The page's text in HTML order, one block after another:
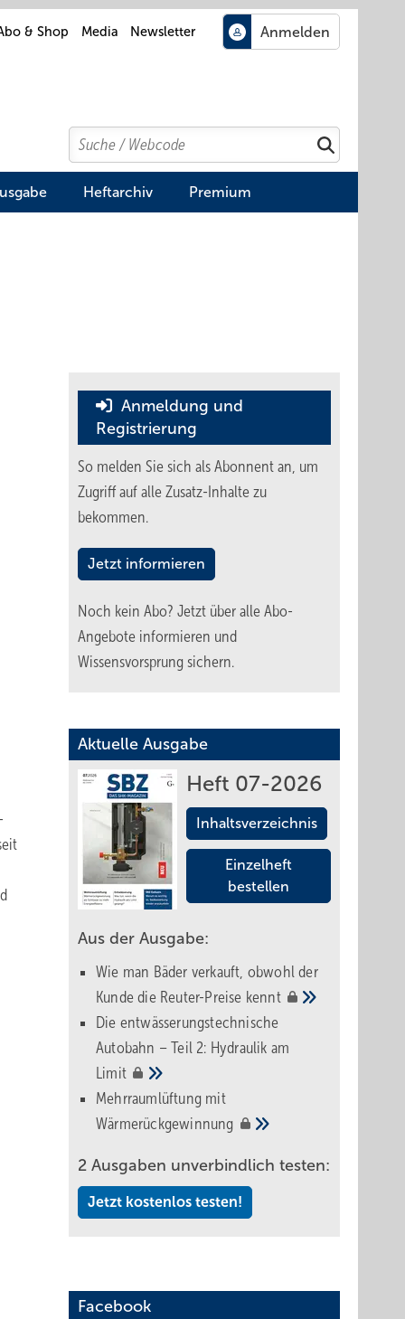
& Shop Media Newsletter
Search
Suchen
Heftarchiv Premium
Anmeldung und
Registrierung
So melden Sie sich als Abonnent an, um
Zugriff auf alle Zusatz-Inhalte zu
bekommen.
Jetzt informieren
Noch kein Abo? Jetzt über alle Abo-
Angebote informieren und
Wissensvorsprung sichern.
Aktuelle Ausgabe
Heft 07-2026
Inhaltsverzeichnis
Einzelheft
bestellen
Aus der Ausgabe:
Wie man Bäder verkauft, obwohl der
Kunde die Reuter-Preise kennt
Die entwässerungstechnische
Autobahn – Teil 2: Hydraulik am
Limit
Mehrraumlüftung mit
Wärmerückgewinnung
2 Ausgaben unverbindlich testen:
Jetzt kostenlos testen!
Facebook